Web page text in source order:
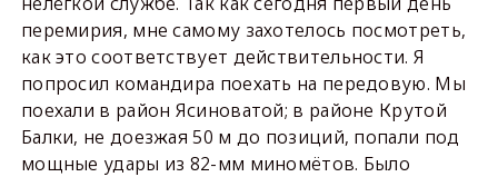
перемирия, мне самому захотелось посмотреть,
как это соответствует действительности. Я
попросил командира поехать на передовую. Мы
поехали в район Ясиноватой; в районе Крутой
Балки, не доезжая 50 м до позиций, попали под
мощные удары из 82-мм миномётов. Было